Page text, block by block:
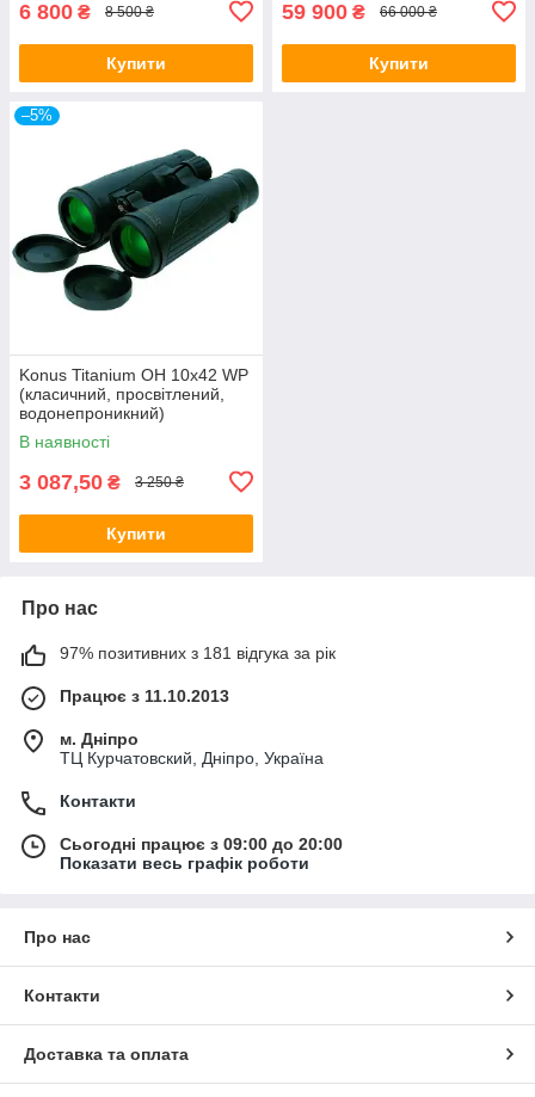
6 800 ₴ 8 500 ₴
Купити
59 900 ₴ 66 000 ₴
Купити
–5%
Konus Titanium OH 10x42 WP
(класичний, просвітлений,
водонепроникний)
В наявності
3 087,50 ₴ 3 250 ₴
Купити
Про нас
97% позитивних з 181 відгука за рік
Працює з 11.10.2013
м. Дніпро
ТЦ Курчатовский, Дніпро, Україна
Контакти
Сьогодні працює з 09:00 до 20:00
Показати весь графік роботи
Про нас
Контакти
Доставка та оплата